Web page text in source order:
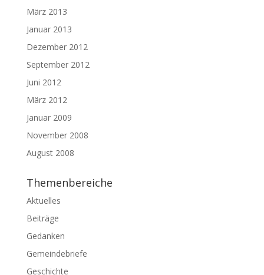
März 2013
Januar 2013
Dezember 2012
September 2012
Juni 2012
März 2012
Januar 2009
November 2008
August 2008
Themenbereiche
Aktuelles
Beiträge
Gedanken
Gemeindebriefe
Geschichte